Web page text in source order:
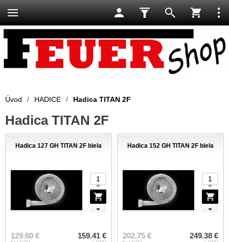
Úvod / HADICE / Hadica TITAN 2F
Hadica TITAN 2F
Hadica 127 GH TITAN 2F biela
129.60 € 159.41 €
Hadica 152 GH TITAN 2F biela
202.75 € 249.38 €